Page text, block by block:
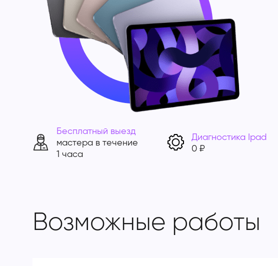
Бесплатный выезд
мастера в течение
1 часа
Диагностика Ipad
0 ₽
Возможные работы